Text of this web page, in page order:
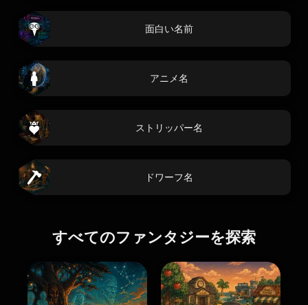
面白い名前
アニメ名
ストリッパー名
ドワーフ名
すべてのファンタジーを探索